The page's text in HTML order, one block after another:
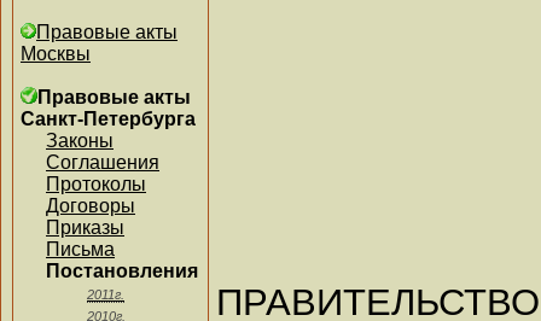
Правовые акты
Москвы
Правовые акты
Санкт-Петербурга
Законы
Соглашения
Протоколы
Договоры
Приказы
Письма
Постановления
2011г.
2010г.